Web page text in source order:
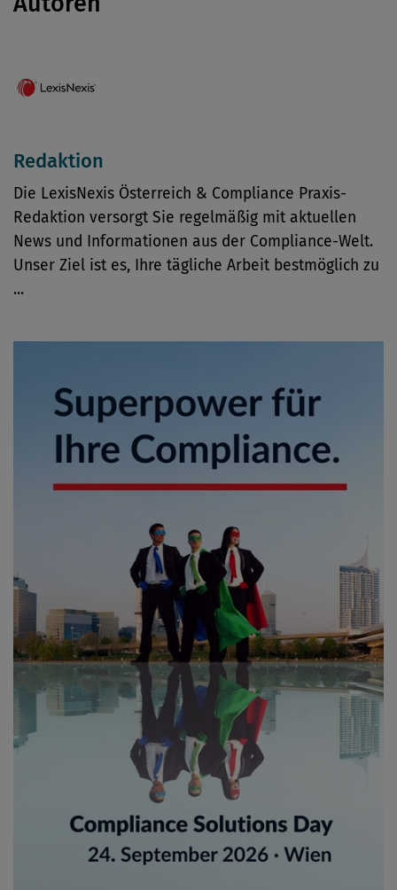
Redaktion
Die LexisNexis Österreich & Compliance Praxis-
Redaktion versorgt Sie regelmäßig mit aktuellen
News und Informationen aus der Compliance-Welt.
Unser Ziel ist es, Ihre tägliche Arbeit bestmöglich zu
...